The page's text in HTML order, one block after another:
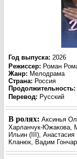
Год выпуска: 2026
Режиссер: Роман
Жанр: Мелодрама
Страна: Россия
Продолжительность:
Перевод: Русский
В ролях: Аксинья
Харланчук-Южакова,
Ильин (III),
Кланюк, Вадим